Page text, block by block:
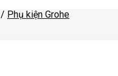
/ Phụ kiện Grohe